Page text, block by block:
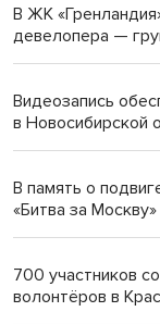
Новосибирский
В ЖК
девелопера —
Видеозапись
в Новосибирской
В память о
«Битва за Москву»
700 участников
волонтёров в